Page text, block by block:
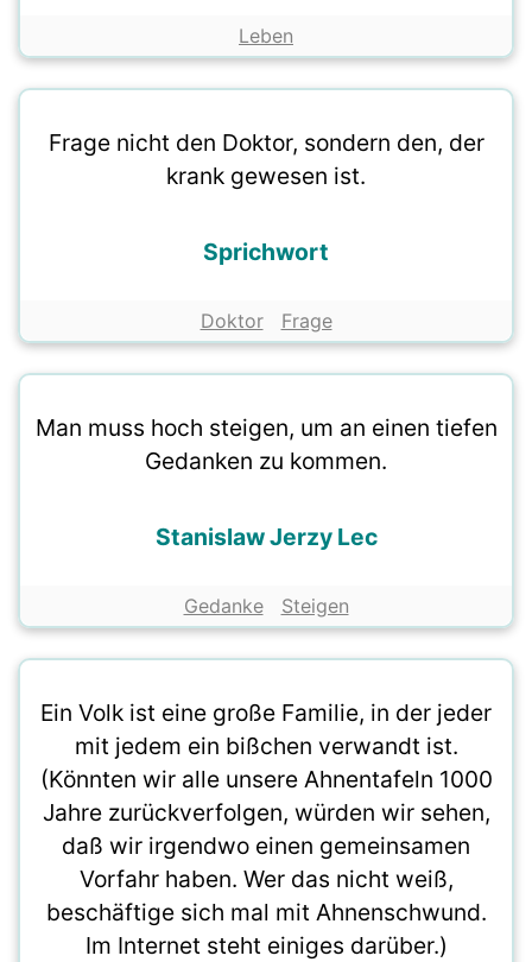
Leben
Frage nicht den Doktor, sondern den, der
krank gewesen ist.
Sprichwort
Doktor Frage
Man muss hoch steigen, um an einen tiefen
Gedanken zu kommen.
Stanislaw Jerzy Lec
Gedanke Steigen
Ein Volk ist eine große Familie, in der jeder
mit jedem ein bißchen verwandt ist.
(Könnten wir alle unsere Ahnentafeln 1000
Jahre zurückverfolgen, würden wir sehen,
daß wir irgendwo einen gemeinsamen
Vorfahr haben. Wer das nicht weiß,
beschäftige sich mal mit Ahnenschwund.
Im Internet steht einiges darüber.)